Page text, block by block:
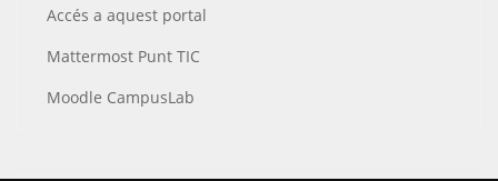
Accés a aquest portal
Mattermost Punt TIC
Moodle CampusLab